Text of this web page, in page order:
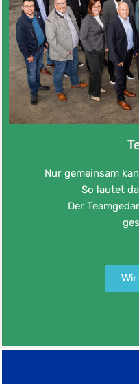
Nur gemeinsam
So lautet
Der
Wir